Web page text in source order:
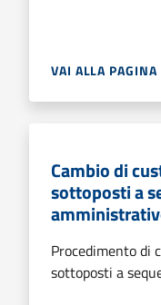
VAI ALLA PAGINA
Cambio di
sottoposti a
Procedimento di
sottoposti a